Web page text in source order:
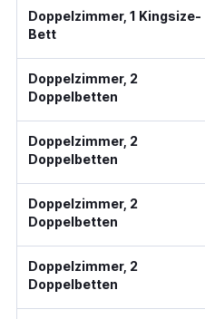
Doppelzimmer, 1 Kingsize-
Bett
Doppelzimmer, 2
Doppelbetten
Doppelzimmer, 2
Doppelbetten
Doppelzimmer, 2
Doppelbetten
Doppelzimmer, 2
Doppelbetten